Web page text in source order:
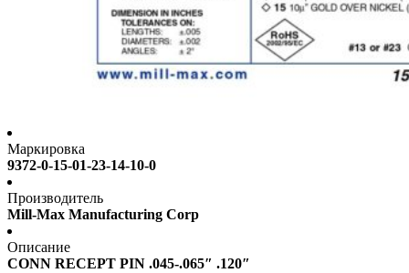
Маркировка
9372-0-15-01-23-14-10-0
Производитель
Mill-Max Manufacturing Corp
Описание
CONN RECEPT PIN .045-.065″ .120″